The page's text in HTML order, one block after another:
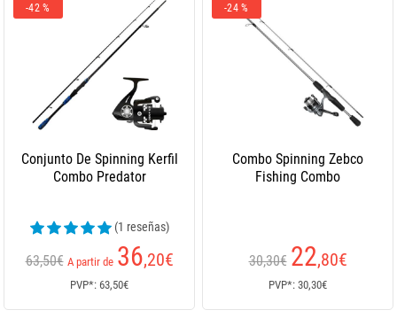
-42 %
Conjunto De Spinning Kerfil
Combo Predator
(1 reseñas)
63,50€ A partir de 36,20€
PVP*: 63,50€
-24 %
Combo Spinning Zebco
Fishing Combo
30,30€ 22,80€
PVP*: 30,30€